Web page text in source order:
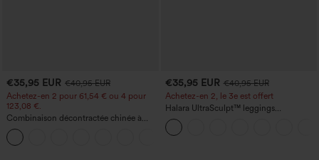
€35,95 EUR €40,95 EUR
Achetez-en 2 pour 61,54 € ou 4 pour
123,08 €.
Combinaison décontractée chinée à
bretelles réglables, fronces et jambes
larges, avec poches — facile comme
tout
€35,95 EUR €40,95 EUR
Achetez-en 2, le 3e est offert
Halara UltraSculpt™ leggings
d'entraînement taille haute — fronces
liftantes pour le fessier, maintien gainant
du ventre et poche